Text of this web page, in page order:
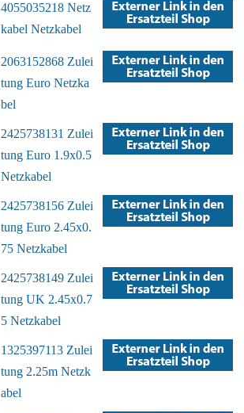
4055035218 Netz
kabel Netzkabel
2063152868 Zulei
tung Euro Netzka
bel
2425738131 Zulei
tung Euro 1.9x0.5
Netzkabel
2425738156 Zulei
tung Euro 2.45x0.
75 Netzkabel
2425738149 Zulei
tung UK 2.45x0.7
5 Netzkabel
1325397113 Zulei
tung 2.25m Netzk
abel